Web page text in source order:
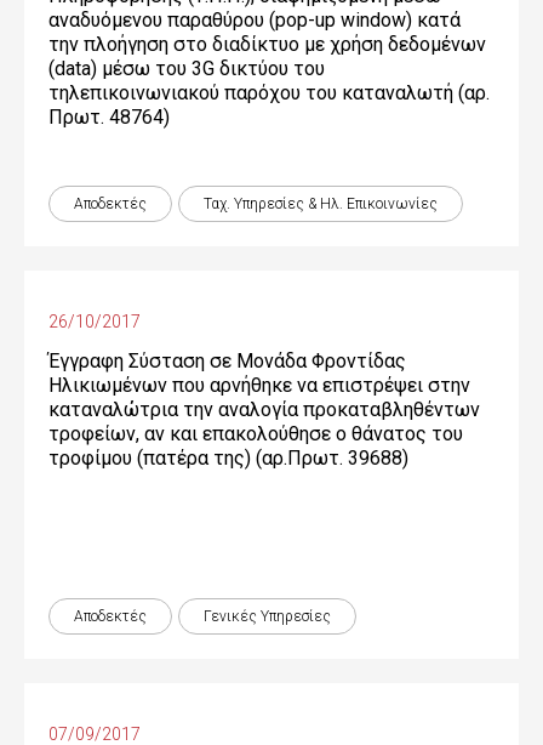
αναδυόμενου παραθύρου (pop-up window) κατά
την πλοήγηση στο διαδίκτυο με χρήση δεδομένων
(data) μέσω του 3G δικτύου του
τηλεπικοινωνιακού παρόχου του καταναλωτή (αρ.
Πρωτ. 48764)
Αποδεκτές Ταχ. Υπηρεσίες & Ηλ. Επικοινωνίες
26/10/2017
Έγγραφη Σύσταση σε Μονάδα Φροντίδας
Ηλικιωμένων που αρνήθηκε να επιστρέψει στην
καταναλώτρια την αναλογία προκαταβληθέντων
τροφείων, αν και επακολούθησε ο θάνατος του
τροφίμου (πατέρα της) (αρ.Πρωτ. 39688)
Αποδεκτές Γενικές Yπηρεσίες
07/09/2017